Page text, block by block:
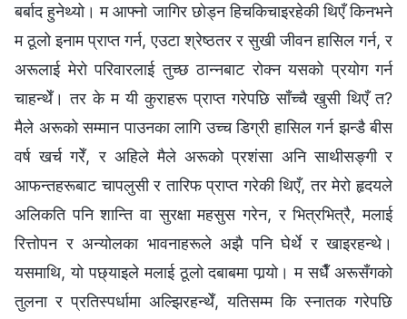
बर्बाद हुनेथ्यो। म आफ्नो जागिर छोड्न हिचकिचाइरहेकी थिएँ किनभने
म ठूलो इनाम प्राप्त गर्न, एउटा श्रेष्ठतर र सुखी जीवन हासिल गर्न, र
अरूलाई मेरो परिवारलाई तुच्छ ठान्नबाट रोक्न यसको प्रयोग गर्न
चाहन्थेँ। तर के म यी कुराहरू प्राप्त गरेपछि साँच्चै खुसी थिएँ त?
मैले अरूको सम्मान पाउनका लागि उच्च डिग्री हासिल गर्न झन्डै बीस
वर्ष खर्च गरेँ, र अहिले मैले अरूको प्रशंसा अनि साथीसङ्गी र
आफन्तहरूबाट चापलुसी र तारिफ प्राप्त गरेकी थिएँ, तर मेरो हृदयले
अलिकति पनि शान्ति वा सुरक्षा महसुस गरेन, र भित्रभित्रै, मलाई
रित्तोपन र अन्योलका भावनाहरूले अझै पनि घेर्थे र खाइरहन्थे।
यसमाथि, यो पछ्याइले मलाई ठूलो दबाबमा पार्‍यो। म सधैँ अरूसँगको
तुलना र प्रतिस्पर्धामा अल्झिरहन्थेँ, यतिसम्म कि स्नातक गरेपछि